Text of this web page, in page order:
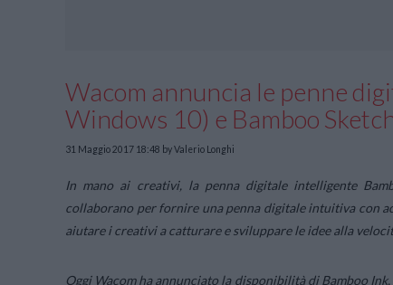
Wacom annuncia le penne
Windows 10) e Bamboo
31 Maggio 2017 18:48 by Valerio Longhi
In mano ai creativi, la penna digitale intelligente
collaborano per fornire una penna digitale intuitiva con
aiutare i creativi a catturare e sviluppare le idee alla
Oggi Wacom ha annunciato la disponibilità di Bamboo